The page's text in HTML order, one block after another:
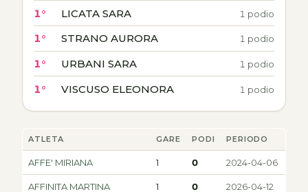
1° LICATA SARA 1 podio
1° STRANO AURORA 1 podio
1° URBANI SARA 1 podio
1° VISCUSO ELEONORA 1 podio
ATLETA GARE PODI PERIODO
AFFE' MIRIANA 1 0 2024-04-06
AFFINITA MARTINA 1 0 2026-04-12